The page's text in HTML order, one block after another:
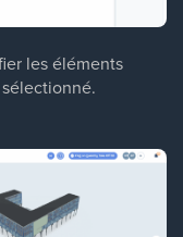
les éléments